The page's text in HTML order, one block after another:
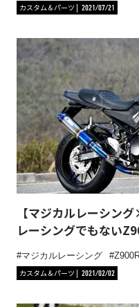
カスタム＆パーツ
2021/07/21
【マジカルレーシン
レーシングでもない
マジカルレーシング
カスタム＆パーツ
2021/02/02